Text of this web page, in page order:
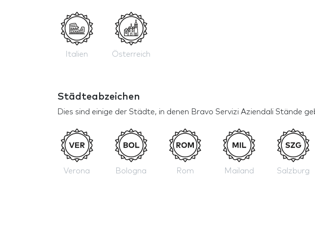
Italien Österreich
Städteabzeichen
Dies sind einige der Städte, in denen Bravo Servizi Aziendali Stände
Verona Bologna Rom Mailand Salzburg